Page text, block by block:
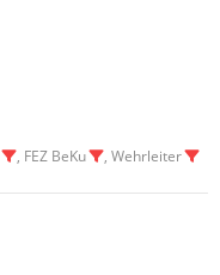
, FEZ BeKu , Wehrleiter